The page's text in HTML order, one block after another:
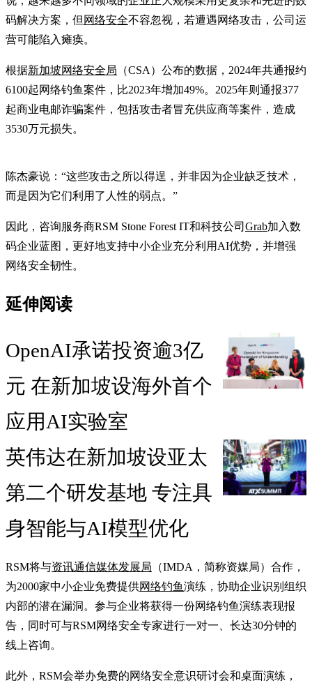
码解决方案，但 网络安全不容忽视，若遭遇网络攻击，公司运
营可能陷入瘫痪。
根据新加坡网络安全局 （CSA）公布的数据，2024年共通报约
6100起网络钓鱼案件，比2023年增加49%。2025年则通报377
起商业电邮诈骗案件，包括攻击者冒充供应商等案件，造成
3530万元损失。
陈杰豪说：“这些攻击之所以得逞，并非因为企业缺乏技术，
而是因为它们利用了人性的弱点。”
因此，咨询服务商RSM Stone Forest IT和科技公司 Grab加入数
码企业蓝图，更好地支持中小企业充分利用AI优势，并增强
网络安全韧性。
延伸阅读
OpenAI承诺投资逾3亿
元 在新加坡设海外首个
应用AI实验室
英伟达在新加坡设亚太
第二个研发基地 专注具
身智能与AI模型优化
RSM将与资讯通信媒体发展局 （IMDA，简称资媒局）合作，
为2000家中小企业免费提供网络钓鱼演练，协助企业识别组织
内部的潜在漏洞。参与企业将获得一份网络钓鱼演练表现报
告，同时可与RSM网络安全专家进行一对一、长达30分钟的
线上咨询。
此外，RSM会举办免费的网络安全意识研讨会和桌面演练，